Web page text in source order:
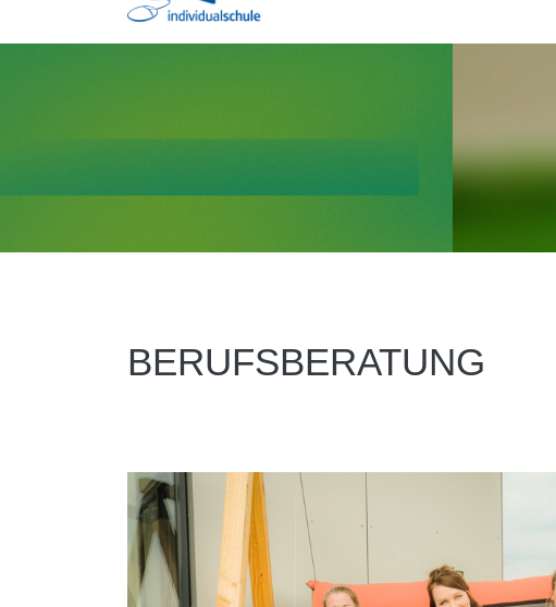
BERUFSBERATUNG